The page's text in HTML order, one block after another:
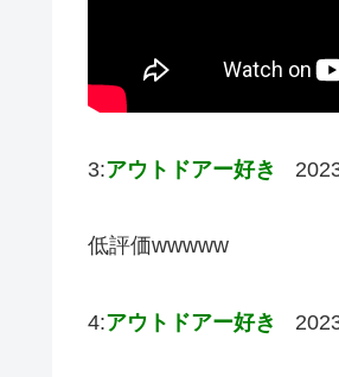
3:アウトドアー好き
低評価wwwww
4:アウトドアー好き